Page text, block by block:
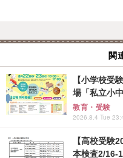
関
【小学校受
場「私立小
教育・受験
2026.8.4 Tue
【高校受験
本検査2/16-